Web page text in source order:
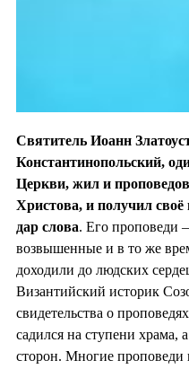
Святитель Иоанн
Константинопольский,
Церкви, жил и
Христова, и получил своё
дар слова. Его проповеди
возвышенные и в то же
доходили до людских
Византийский историк
свидетельства о
садился на ступени храма,
сторон. Многие проповеди